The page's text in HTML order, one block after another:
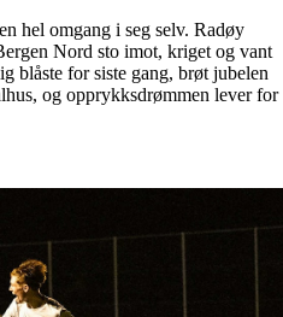
hel omgang i seg selv. Radøy
Nord sto imot, kriget og vant
blåste for siste gang, brøt jubelen
og opprykksdrømmen lever for